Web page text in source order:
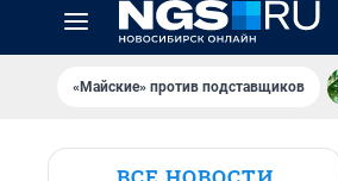
«Майские» против подставщиков